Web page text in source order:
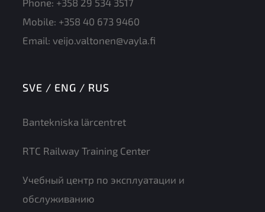
Phone: +358 29 534 3517
Mobile: +358 40 673 9460
Email: veijo.valtonen@vayla.fi
SVE / ENG / RUS
Bantekniska lärcentret
RTC Railway Training Center
Учебный центр по эксплуатации и
обслуживанию